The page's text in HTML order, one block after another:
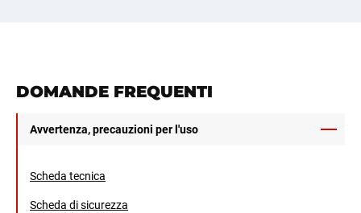
DOMANDE FREQUENTI
Avvertenza, precauzioni per l'uso
Scheda tecnica
Scheda di sicurezza